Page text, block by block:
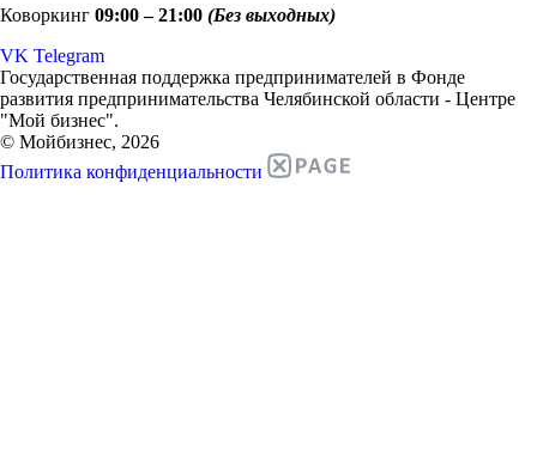
Коворкинг 09:00 – 21:00 (Без выходных)
VK Telegram
Государственная поддержка предпринимателей в Фонде
развития предпринимательства Челябинской области - Центре
"Мой бизнес".
© Мойбизнес, 2026
Политика конфиденциальности